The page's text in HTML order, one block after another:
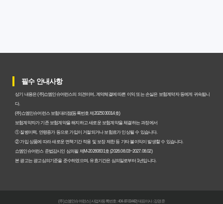
갱신형 암보험과 비갱신형, 어떤 차이가 있을까? 내게 맞는
암보험비갱신형, 평생 고정 보험료의 숨겨진 가치와 현명한
선택 기준
암보험 비갱신형, 왜 지금 선택해야 할까요? 미래 보험료 걱
정 끝내는 방법
갱신형 vs 비갱신형 암보험, 당신에게 더 유리한 선택은? 완
필수 안내사항
상기 내용은 (주)쇼엠인슈어런스의 의견이며, 계약체결에 따른 이익 또는 손실은 보험계약자 등에게 귀속됩니
다.
(주)쇼엠인슈어런스 보험대리점(등록번호 제2025030014호)
보험계약자가 기존 보험계약을 해지하고 새로운 보험계약을 체결하는 과정에서
① 질병이력, 연령증가 등으로 가입이 거절되거나 보험료가 인상될 수 있습니다.
② 가입 상품에 따라 새로운 면책기간 적용 및 보장 제한 등 기타 불이익이 발생할 수 있습니다.
쇼엠인슈어런스 준법감시인 심의필 제M-20260831호 (2026.08.03~2027.08.02)
본 광고는 광고심의기준을 준수하였으며, 유효기간은 심의일로부터 1년입니다.
(주)쇼엠인슈어런스 | 사업자등록번호 : 404-87-03442 | 대표이사 : 강경준